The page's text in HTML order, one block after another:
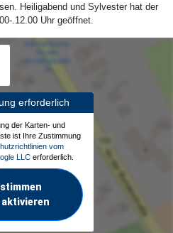
Heiligabend und Sylvester hat der
.12.00 Uhr geöffnet.
erforderlich
der Karten- und
ist Ihre Zustimmung
vom
LLC erforderlich.